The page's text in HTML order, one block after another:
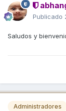
Publicado
Saludos y
Administradores